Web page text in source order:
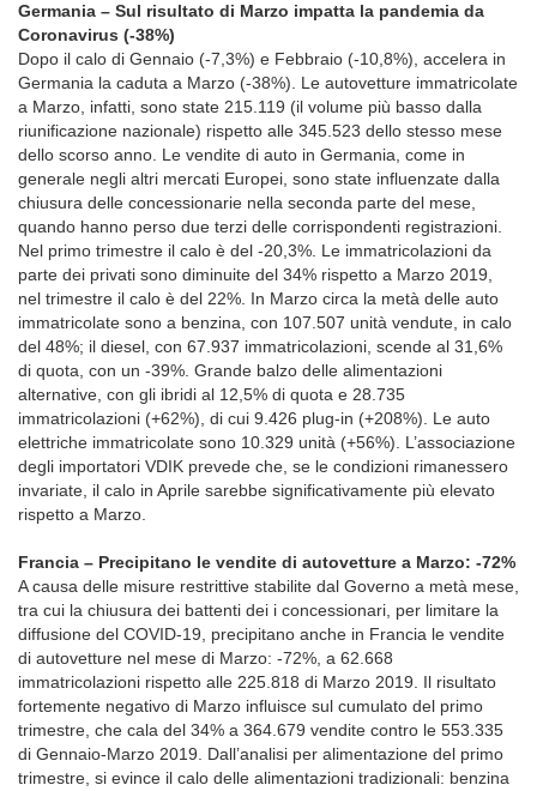
Germania – Sul risultato di Marzo impatta la pandemia da
Coronavirus (-38%)
Dopo il calo di Gennaio (-7,3%) e Febbraio (-10,8%), accelera in
Germania la caduta a Marzo (-38%). Le autovetture immatricolate
a Marzo, infatti, sono state 215.119 (il volume più basso dalla
riunificazione nazionale) rispetto alle 345.523 dello stesso mese
dello scorso anno. Le vendite di auto in Germania, come in
generale negli altri mercati Europei, sono state influenzate dalla
chiusura delle concessionarie nella seconda parte del mese,
quando hanno perso due terzi delle corrispondenti registrazioni.
Nel primo trimestre il calo è del -20,3%. Le immatricolazioni da
parte dei privati sono diminuite del 34% rispetto a Marzo 2019,
nel trimestre il calo è del 22%. In Marzo circa la metà delle auto
immatricolate sono a benzina, con 107.507 unità vendute, in calo
del 48%; il diesel, con 67.937 immatricolazioni, scende al 31,6%
di quota, con un -39%. Grande balzo delle alimentazioni
alternative, con gli ibridi al 12,5% di quota e 28.735
immatricolazioni (+62%), di cui 9.426 plug-in (+208%). Le auto
elettriche immatricolate sono 10.329 unità (+56%). L’associazione
degli importatori VDIK prevede che, se le condizioni rimanessero
invariate, il calo in Aprile sarebbe significativamente più elevato
rispetto a Marzo.
Francia – Precipitano le vendite di autovetture a Marzo: -72%
A causa delle misure restrittive stabilite dal Governo a metà mese,
tra cui la chiusura dei battenti dei i concessionari, per limitare la
diffusione del COVID-19, precipitano anche in Francia le vendite
di autovetture nel mese di Marzo: -72%, a 62.668
immatricolazioni rispetto alle 225.818 di Marzo 2019. Il risultato
fortemente negativo di Marzo influisce sul cumulato del primo
trimestre, che cala del 34% a 364.679 vendite contro le 553.335
di Gennaio-Marzo 2019. Dall’analisi per alimentazione del primo
trimestre, si evince il calo delle alimentazioni tradizionali: benzina